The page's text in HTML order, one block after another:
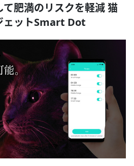
肥満のリスクを軽減 猫
ェットSmart Dot